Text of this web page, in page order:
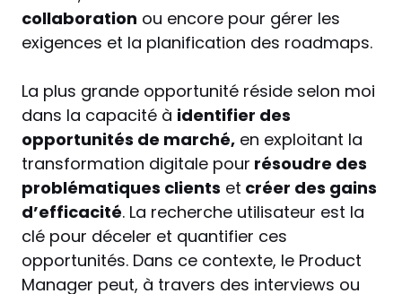
collaboration ou encore pour gérer les
exigences et la planification des roadmaps.
La plus grande opportunité réside selon moi
dans la capacité à identifier des
opportunités de marché, en exploitant la
transformation digitale pour résoudre des
problématiques clients et créer des gains
d’efficacité. La recherche utilisateur est la
clé pour déceler et quantifier ces
opportunités. Dans ce contexte, le Product
Manager peut, à travers des interviews ou